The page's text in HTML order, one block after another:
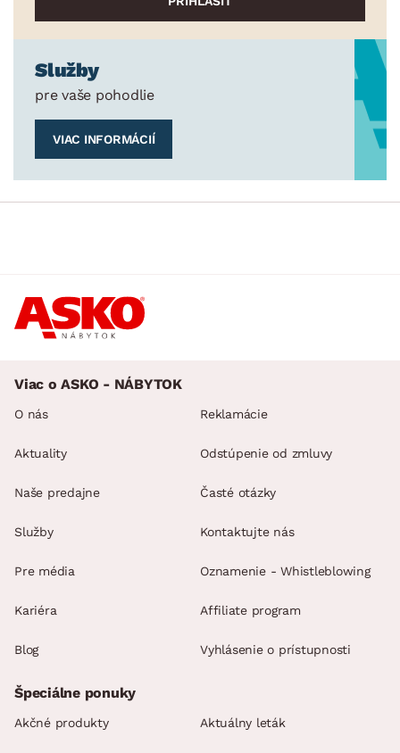
Služby
pre vaše pohodlie
VIAC INFORMÁCIÍ
Viac o ASKO - NÁBYTOK
O nás
Aktuality
Naše predajne
Služby
Pre média
Kariéra
Blog
Reklamácie
Odstúpenie od zmluvy
Časté otázky
Kontaktujte nás
Oznamenie - Whistleblowing
Affiliate program
Vyhlásenie o prístupnosti
Špeciálne ponuky
Akčné produkty Aktuálny leták